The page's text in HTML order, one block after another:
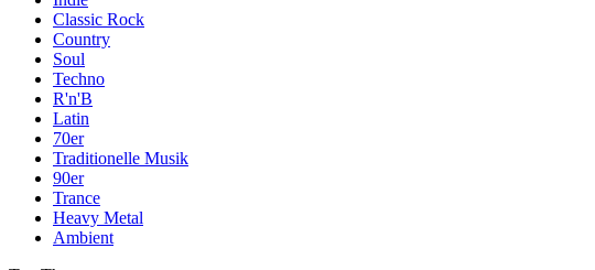
Classic Rock
Country
Soul
Techno
R'n'B
Latin
70er
Traditionelle Musik
90er
Trance
Heavy Metal
Ambient